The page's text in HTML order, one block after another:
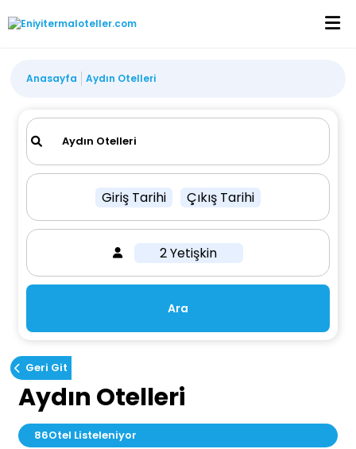
Anasayfa Aydın Otelleri
Giriş Tarihi Çıkış Tarihi
2 Yetişkin
Ara
Geri Git
Aydın Otelleri
86Otel Listeleniyor